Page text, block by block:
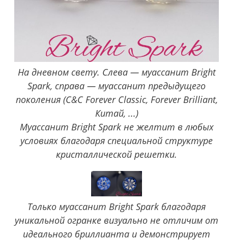
На дневном свету. Слева — муассанит Bright
Spark, справа — муассанит предыдущего
поколения (C&C Forever Classic, Forever Brilliant,
Китай, ...)
Муассанит Bright Spark не желтит в любых
условиях благодаря специальной структуре
кристаллической решетки.
Только муассанит Bright Spark благодаря
уникальной огранке визуально не отличим от
идеального бриллианта и демонстрирует